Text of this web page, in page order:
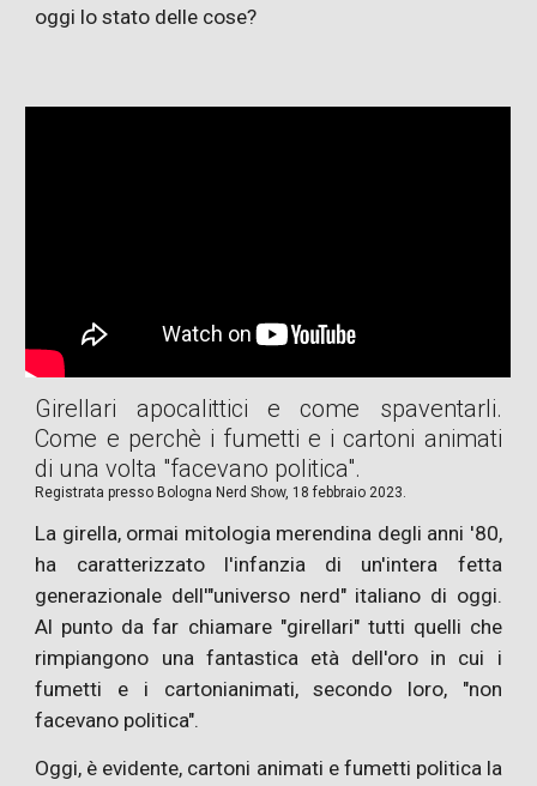
oggi lo stato delle cose?
Girellari apocalittici e come spaventarli.
Come e perchè i fumetti e i cartoni animati
di una volta "facevano politica".
Registrata presso Bologna Nerd Show, 1 8 febbraio 2023.
La girella, ormai mitologia merendina degli anni '80,
ha caratterizzato l'infanzia di un'intera fetta
generazionale dell'"universo nerd" italiano di oggi.
Al punto da far chiamare "girellari" tutti quelli che
rimpiangono una fantastica età dell'oro in cui i
fumetti e i cartonianimati, secondo loro, "non
facevano politica".
Oggi, è evidente, cartoni animati e fumetti politica la